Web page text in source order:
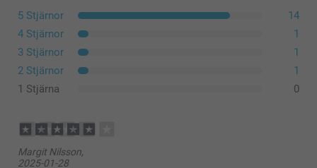
5 Stjärnor
14
4 Stjärnor
1
3 Stjärnor
1
2 Stjärnor
1
1 Stjärna
0
Margit Nilsson,
2025-01-28